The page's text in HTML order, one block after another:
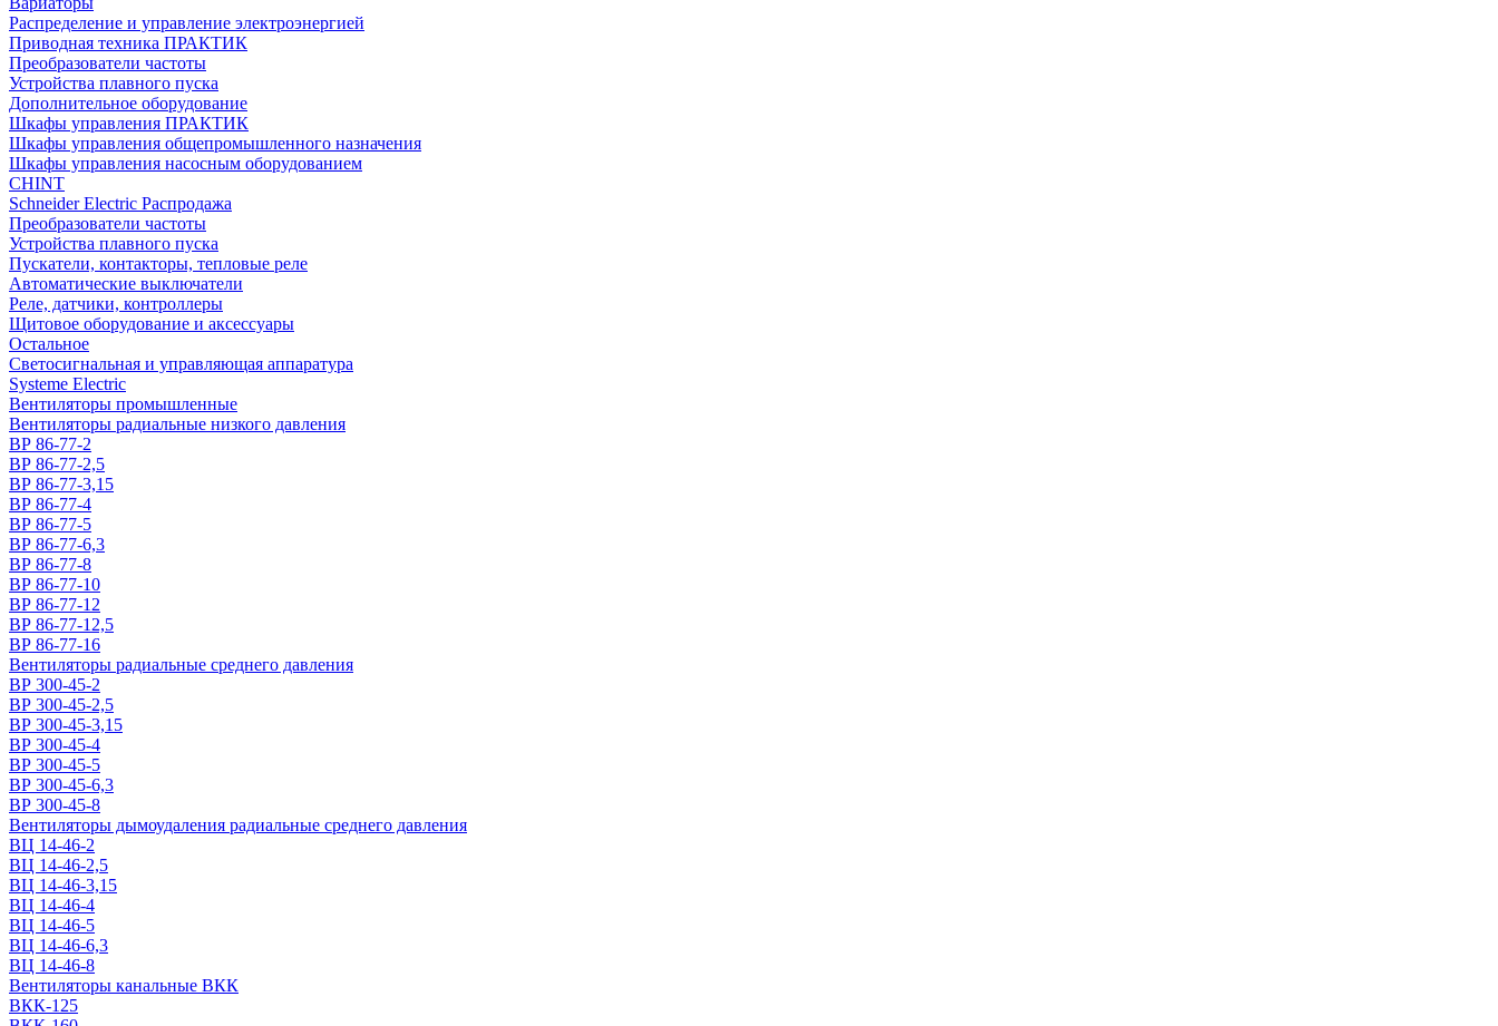
Распределение и управление электроэнергией
Приводная техника ПРАКТИК
Преобразователи частоты
Устройства плавного пуска
Дополнительное оборудование
Шкафы управления ПРАКТИК
Шкафы управления общепромышленного назначения
Шкафы управления насосным оборудованием
CHINT
Schneider Electric Распродажа
Преобразователи частоты
Устройства плавного пуска
Пускатели, контакторы, тепловые реле
Автоматические выключатели
Реле, датчики, контроллеры
Щитовое оборудование и аксессуары
Остальное
Светосигнальная и управляющая аппаратура
Systeme Electric
Вентиляторы промышленные
Вентиляторы радиальные низкого давления
ВР 86-77-2
ВР 86-77-2,5
ВР 86-77-3,15
ВР 86-77-4
ВР 86-77-5
ВР 86-77-6,3
ВР 86-77-8
ВР 86-77-10
ВР 86-77-12
ВР 86-77-12,5
ВР 86-77-16
Вентиляторы радиальные среднего давления
ВР 300-45-2
ВР 300-45-2,5
ВР 300-45-3,15
ВР 300-45-4
ВР 300-45-5
ВР 300-45-6,3
ВР 300-45-8
Вентиляторы дымоудаления радиальные среднего давления
ВЦ 14-46-2
ВЦ 14-46-2,5
ВЦ 14-46-3,15
ВЦ 14-46-4
ВЦ 14-46-5
ВЦ 14-46-6,3
ВЦ 14-46-8
Вентиляторы канальные ВКК
ВКК-125